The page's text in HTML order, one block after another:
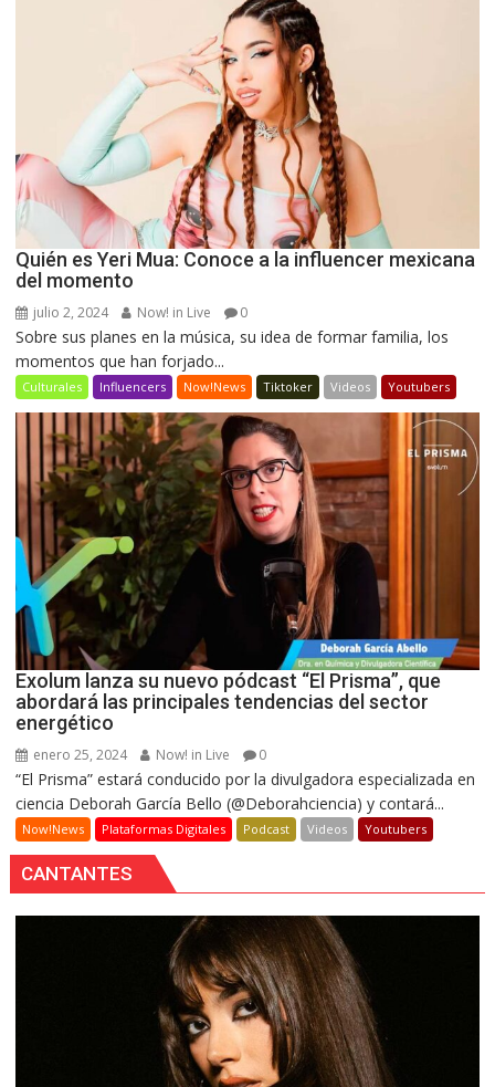
Quién es Yeri Mua: Conoce a la influencer mexicana
del momento
julio 2, 2024 Now! in Live 0
Sobre sus planes en la música, su idea de formar familia, los
momentos que han forjado...
Culturales Influencers Now!News Tiktoker Videos Youtubers
Exolum lanza su nuevo pódcast “El Prisma”, que
abordará las principales tendencias del sector
energético
enero 25, 2024 Now! in Live 0
“El Prisma” estará conducido por la divulgadora especializada en
ciencia Deborah García Bello (@Deborahciencia) y contará...
Now!News Plataformas Digitales Podcast Videos Youtubers
CANTANTES